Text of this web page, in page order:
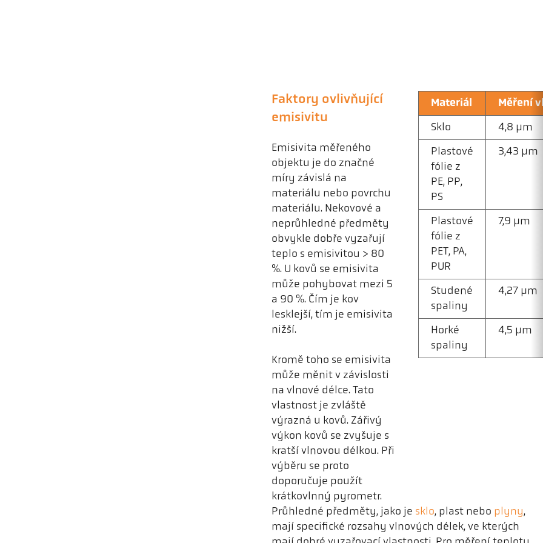
Faktory ovlivňující
emisivitu
Emisivita měřeného
objektu je do značné
míry závislá na
materiálu nebo povrchu
materiálu. Nekovové a
neprůhledné předměty
obvykle dobře vyzařují
teplo s emisivitou > 80
%. U kovů se emisivita
může pohybovat mezi 5
a 90 %. Čím je kov
lesklejší, tím je emisivita
nižší.
Kromě toho se emisivita
může měnit v závislosti
na vlnové délce. Tato
vlastnost je zvláště
výrazná u kovů. Zářivý
výkon kovů se zvyšuje s
kratší vlnovou délkou. Při
výběru se proto
doporučuje použít
krátkovlnný pyrometr.
Materiál Měření
Sklo 4,8 µm
Plastové
fólie z
PE, PP,
PS
3,43 µm
Plastové
fólie z
PET, PA,
PUR
7,9 µm
Studené
spaliny
4,27 µm
Horké
spaliny
4,5 µm
Průhledné předměty, jako je sklo, plast nebo plyny,
mají specifické rozsahy vlnových délek, ve kterých